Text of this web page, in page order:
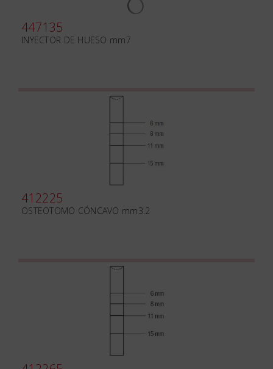
447135
INYECTOR DE HUESO mm7
412225
OSTEOTOMO CÓNCAVO mm3.2